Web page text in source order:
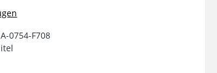
0754-F708